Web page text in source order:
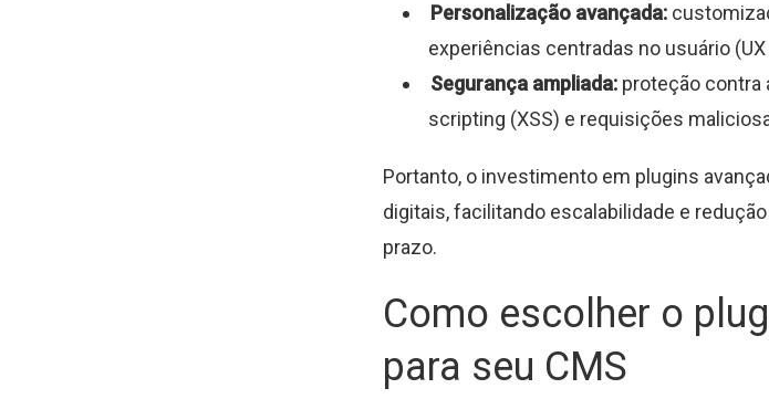
Personalização avançada:
experiências centradas no usuário
Segurança ampliada: proteção
scripting (XSS) e requisições
Portanto, o investimento em plugins
digitais, facilitando escalabilidade e
prazo.
Como escolher o
para seu CMS